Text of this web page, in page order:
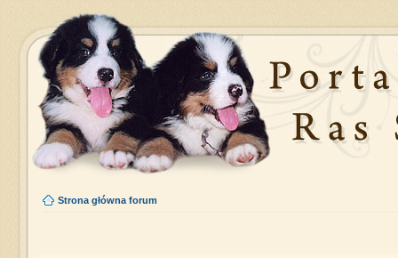
Strona główna forum